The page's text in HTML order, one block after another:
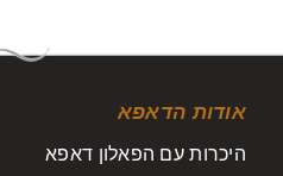
אודות הדאפא
היכרות עם הפאלון דאפא